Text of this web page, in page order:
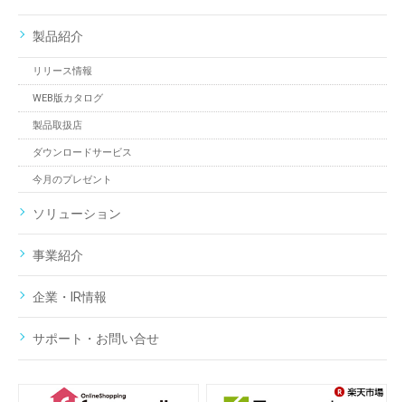
製品紹介
リリース情報
WEB版カタログ
製品取扱店
ダウンロードサービス
今月のプレゼント
ソリューション
事業紹介
企業・IR情報
サポート・お問い合せ